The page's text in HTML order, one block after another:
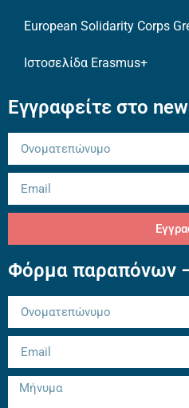
European Solidarity Corps
Ιστοσελίδα Erasmus+
Εγγραφείτε στο
Φόρμα παραπόνων